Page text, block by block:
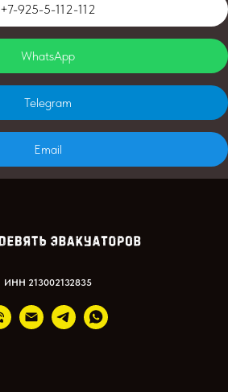
+7-925-5-112-112
WhatsApp
Telegram
Email
ИНН 213002132835